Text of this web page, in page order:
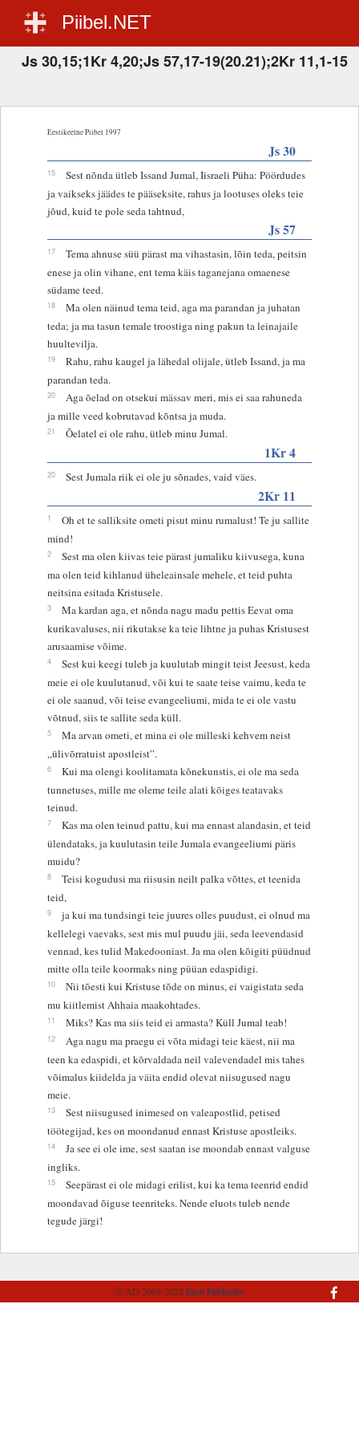
Piibel.NET
Js 30,15;1Kr 4,20;Js 57,17-19(20.21);2Kr 11,1-15
Eestikeelne Piibel 1997
Js 30
15
Sest nõnda ütleb Issand Jumal, Iisraeli Püha: Pöördudes
ja vaikseks jäädes te pääseksite, rahus ja lootuses oleks teie
jõud, kuid te pole seda tahtnud,
Js 57
17
Tema ahnuse süü pärast ma vihastasin, lõin teda, peitsin
enese ja olin vihane, ent tema käis taganejana omaenese
südame teed.
18
Ma olen näinud tema teid, aga ma parandan ja juhatan
teda; ja ma tasun temale troostiga ning pakun ta leinajaile
huultevilja.
19
Rahu, rahu kaugel ja lähedal olijale, ütleb Issand, ja ma
parandan teda.
20
Aga õelad on otsekui mässav meri, mis ei saa rahuneda
ja mille veed kobrutavad kõntsa ja muda.
21 Õelatel ei ole rahu, ütleb minu Jumal.
1Kr 4
20 Sest Jumala riik ei ole ju sõnades, vaid väes.
2Kr 11
1
Oh et te salliksite ometi pisut minu rumalust! Te ju sallite
mind!
2
Sest ma olen kiivas teie pärast jumaliku kiivusega, kuna
ma olen teid kihlanud üheleainsale mehele, et teid puhta
neitsina esitada Kristusele.
3
Ma kardan aga, et nõnda nagu madu pettis Eevat oma
kurikavaluses, nii rikutakse ka teie lihtne ja puhas Kristusest
arusaamise võime.
4
Sest kui keegi tuleb ja kuulutab mingit teist Jeesust, keda
meie ei ole kuulutanud, või kui te saate teise vaimu, keda te
ei ole saanud, või teise evangeeliumi, mida te ei ole vastu
võtnud, siis te sallite seda küll.
5
Ma arvan ometi, et mina ei ole milleski kehvem neist
„ülivõrratuist apostleist”.
6
Kui ma olengi koolitamata kõnekunstis, ei ole ma seda
tunnetuses, mille me oleme teile alati kõiges teatavaks
teinud.
7
Kas ma olen teinud pattu, kui ma ennast alandasin, et teid
ülendataks, ja kuulutasin teile Jumala evangeeliumi päris
muidu?
8
Teisi kogudusi ma riisusin neilt palka võttes, et teenida
teid,
9
ja kui ma tundsingi teie juures olles puudust, ei olnud ma
kellelegi vaevaks, sest mis mul puudu jäi, seda leevendasid
vennad, kes tulid Makedooniast. Ja ma olen kõigiti püüdnud
mitte olla teile koormaks ning püüan edaspidigi.
10
Nii tõesti kui Kristuse tõde on minus, ei vaigistata seda
mu kiitlemist Ahhaia maakohtades.
11 Miks? Kas ma siis teid ei armasta? Küll Jumal teab!
12
Aga nagu ma praegu ei võta midagi teie käest, nii ma
teen ka edaspidi, et kõrvaldada neil valevendadel mis tahes
võimalus kiidelda ja väita endid olevat niisugused nagu
meie.
13
Sest niisugused inimesed on valeapostlid, petised
töötegijad, kes on moondanud ennast Kristuse apostleiks.
14
Ja see ei ole ime, sest saatan ise moondab ennast valguse
ingliks.
15
Seepärast ei ole midagi erilist, kui ka tema teenrid endid
moondavad õiguse teenriteks. Nende eluots tuleb nende
tegude järgi!
© AD 2005-2022Eesti Piibliselts